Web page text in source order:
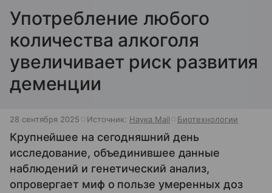
Употребление любого
количества алкоголя
увеличивает риск развития
деменции
28 сентября 2025 Источник: Наука Mail Биотехнологии
Крупнейшее на сегодняшний день
исследование, объединившее данные
наблюдений и генетический анализ,
опровергает миф о пользе умеренных доз